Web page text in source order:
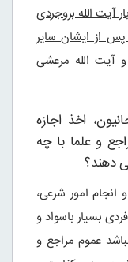
آیت الله بروجردی
پس از ایشان سایر
آیت الله مرعشی
اخذ اجازه
و علما با چه
دهند؟
انجام امور شرعی،
بسیار باسواد و
عموم مراجع و